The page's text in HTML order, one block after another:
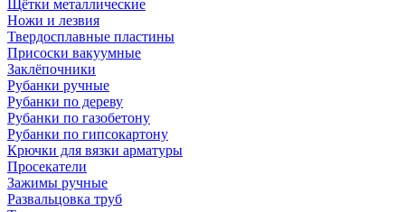
Щётки металлические
Ножи и лезвия
Твердосплавные пластины
Присоски вакуумные
Заклёпочники
Рубанки ручные
Рубанки по дереву
Рубанки по газобетону
Рубанки по гипсокартону
Крючки для вязки арматуры
Просекатели
Зажимы ручные
Развальцовка труб